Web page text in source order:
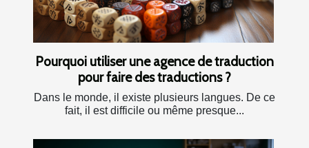
Pourquoi utiliser une agence de traduction
pour faire des traductions ?
Dans le monde, il existe plusieurs langues. De ce
fait, il est difficile ou même presque...